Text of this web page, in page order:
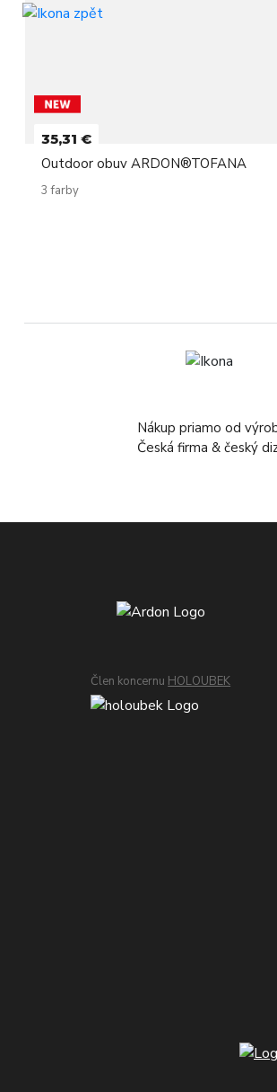
35,31 €
Outdoor obuv ARDON®TOFANA
3 farby
Nákup priamo od
Česká firma & český
Člen koncernu HOLOUBEK